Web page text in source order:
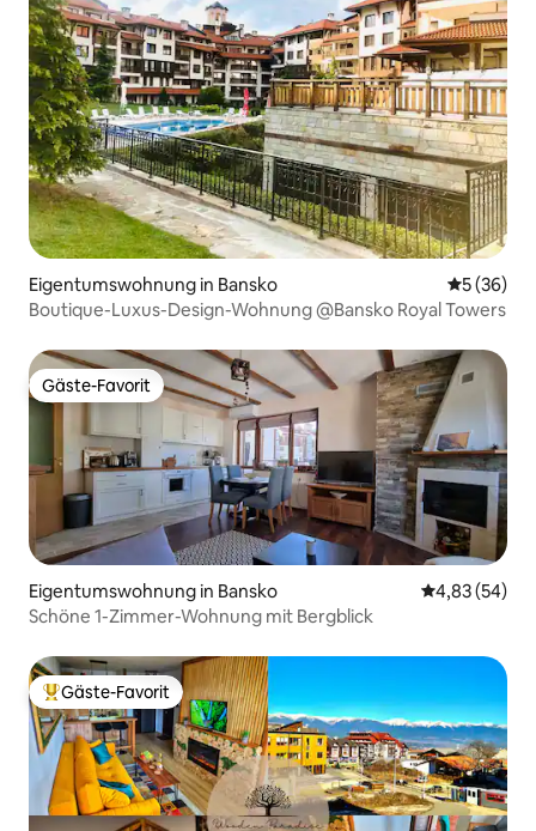
Eigentumswohnung in Bansko
5 (36)
Boutique-Luxus-Design-Wohnung @Bansko Royal Towers
Gäste-Favorit
Gäste-Favorit
Eigentumswohnung in Bansko
4,83 (54)
Schöne 1-Zimmer-Wohnung mit Bergblick
Beliebter Gäste-Favorit.
Gäste-Favorit